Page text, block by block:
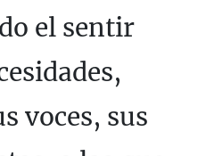
el sentir
voces, sus